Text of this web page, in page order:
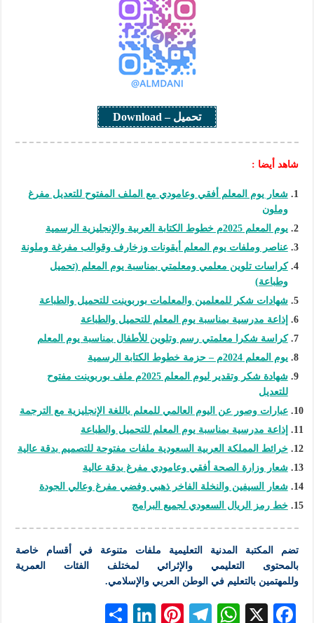
تحميل – Download
شاهد أيضا :
شعار يوم المعلم أفقي وعامودي مع الملف المفتوح للتعديل مفرغ
وملون
يوم المعلم 2025م خطوط الكتابة العربية والإنجليزية الرسمية
عناصر وملفات يوم المعلم أيقونات وزخارف وقوالب مفرغة وملونة
كراسات تلوين معلمي ومعلمتي بمناسبة يوم المعلم (تحميل
وطباعة)
شهادات شكر للمعلمين والمعلمات بوربوينت للتحميل والطباعة
إذاعة مدرسية بمناسبة يوم المعلم للتحميل والطباعة
كراسة شكرا معلمتي رسم وتلوين للأطفال بمناسبة يوم المعلم
يوم المعلم 2024م – حزمة خطوط الكتابة الرسمية
شهادة شكر وتقدير ليوم المعلم 2025م ملف بوربوينت مفتوح
للتعديل
عبارات وصور عن اليوم العالمي للمعلم باللغة الإنجليزية مع الترجمة
إذاعة مدرسية بمناسبة يوم المعلم للتحميل والطباعة
خرائط المملكة العربية السعودية ملفات مفتوحة للتصميم بدقة عالية
شعار وزارة الصحة أفقي وعامودي مفرغ بدقة عالية
شعار السيفين والنخلة الفاخر ذهبي وفضي مفرغ وعالي الجودة
خط رمز الريال السعودي لجميع البرامج
تضم المكتبة المدنية التعليمية ملفات متنوعة في أقسام خاصة
بالمحتوى
التعليمي والإثرائي لمختلف الفئات العمرية
وللمهتمينبالتعليم في الوطن العربي والإسلامي.
F
X
W
Te
Pi
Li